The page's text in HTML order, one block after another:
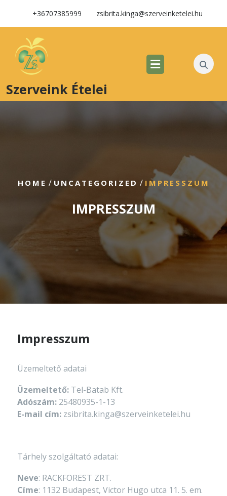
+36707385999 zsibrita.kinga@szerveinketelei.hu
Szerveink Ételei
HOME / UNCATEGORIZED / IMPRESSZUM
IMPRESSZUM
Impresszum
Üzemeltető adatai
Üzemeltető: Tel-Batab Kft.
Adószám: 25480935-1-13
E-mail cím: zsibrita.kinga@szerveinketelei.hu
Tárhely szolgáltató adatai:
Neve: RACKFOREST ZRT.
Címe: 1132 Budapest, Victor Hugo utca 11. 5. em.